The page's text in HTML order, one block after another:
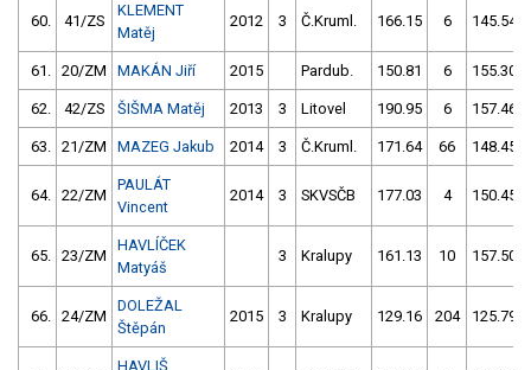
60. 41/ZS
KLEMENT
Matěj
2012 3 Č.Kruml. 166.15 6 145.54
61. 20/ZM MAKÁN Jiří 2015 Pardub. 150.81 6 155.30
62. 42/ZS ŠIŠMA Matěj 2013 3 Litovel 190.95 6 157.46
63. 21/ZM MAZEG Jakub 2014 3 Č.Kruml. 171.64 66 148.45
64. 22/ZM
PAULÁT
Vincent
2014 3 SKVSČB 177.03 4 150.45
65. 23/ZM
HAVLÍČEK
Matyáš
3 Kralupy 161.13 10 157.50
66. 24/ZM
DOLEŽAL
Štěpán
2015 3 Kralupy 129.16 204 125.79
HAVLIŠ